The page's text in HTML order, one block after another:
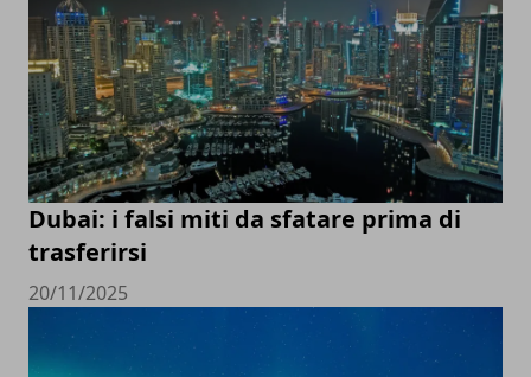
Dubai: i falsi miti da sfatare prima di
trasferirsi
20/11/2025